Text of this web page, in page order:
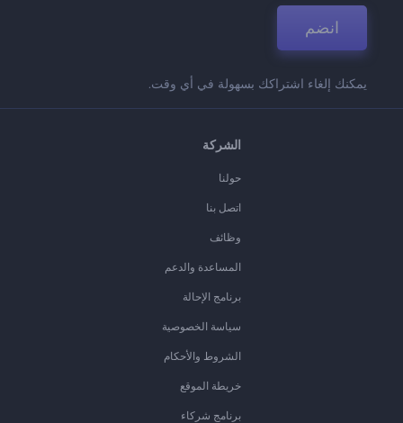
انضم
يمكنك إلغاء اشتراكك بسهولة في أي وقت.
الشركة
حولنا
اتصل بنا
وظائف
المساعدة والدعم
برنامج الإحالة
سياسة الخصوصية
الشروط والأحكام
خريطة الموقع
برنامج شركاء